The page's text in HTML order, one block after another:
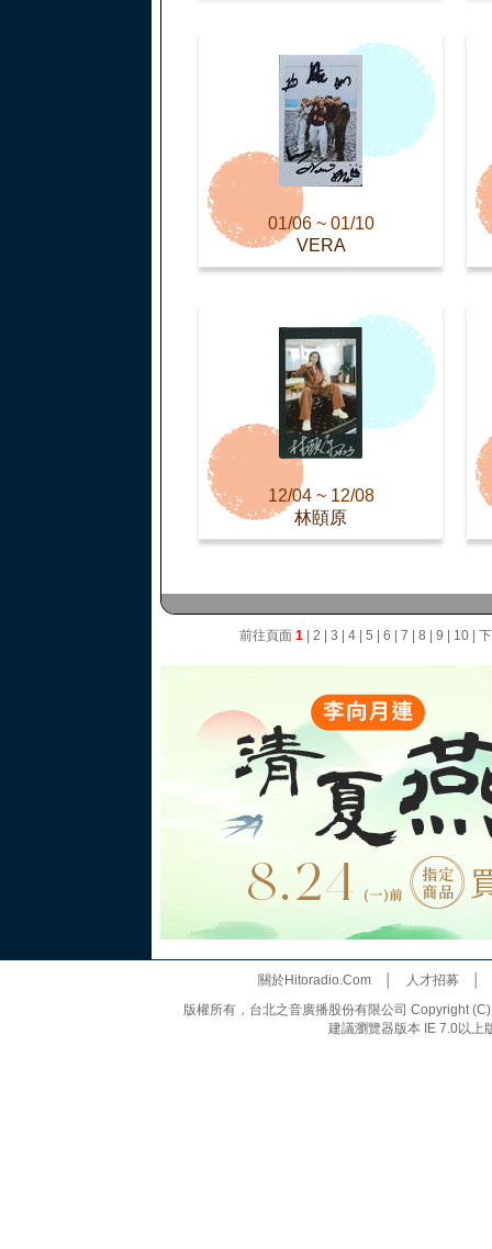
01/06 ~ 01/10
VERA
12/04 ~ 12/08
林頤原
前往頁面 1| 2 3 4| 5 6 7 8 9 10|
關於Hitoradio.Com│ 人才招募
版權所有，台北之音廣播股份有限公司 Copyright
建議瀏覽器版本 IE 7.0以上